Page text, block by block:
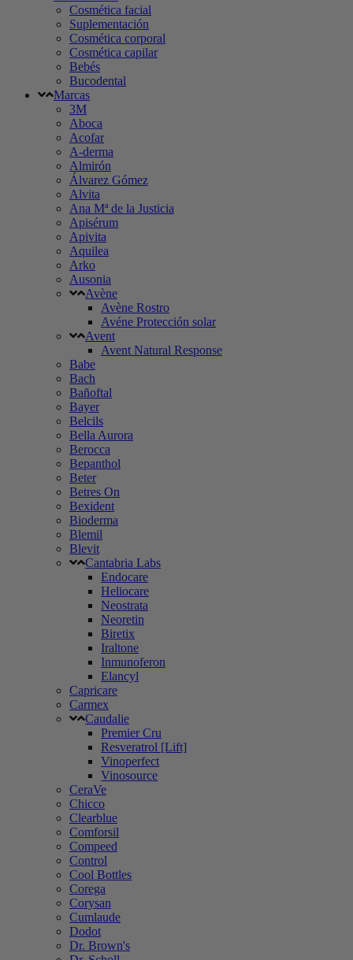
Cosmética facial
Suplementación
Cosmética corporal
Cosmética capilar
Bebés
Bucodental
Marcas
3M
Aboca
Acofar
A-derma
Almirón
Álvarez Gómez
Alvita
Ana Mª de la Justicia
Apisérum
Apivita
Aquilea
Arko
Ausonia
Avène
Avène Rostro
Avéne Protección solar
Avent
Avent Natural Response
Babe
Bach
Bañoftal
Bayer
Belcils
Bella Aurora
Berocca
Bepanthol
Beter
Betres On
Bexident
Bioderma
Blemil
Blevit
Cantabria Labs
Endocare
Heliocare
Neostrata
Neoretin
Biretix
Iraltone
Inmunoferon
Elancyl
Capricare
Carmex
Caudalie
Premier Cru
Resveratrol [Lift]
Vinoperfect
Vinosource
CeraVe
Chicco
Clearblue
Comforsil
Compeed
Control
Cool Bottles
Corega
Corysan
Cumlaude
Dodot
Dr. Brown's